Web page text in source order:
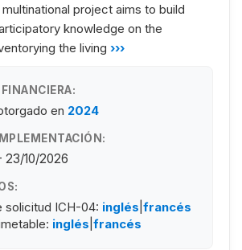
project aims to build
knowledge on the
the living ›››
en 2024
10/2026
solicitud ICH-04: inglés francés
inglés francés